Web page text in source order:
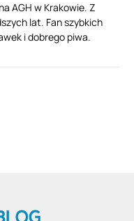
AGH w Krakowie. Z
lat. Fan szybkich
i dobrego piwa.